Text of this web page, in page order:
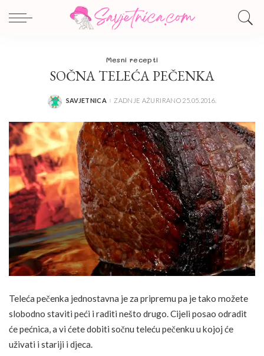
Mesni recepti
SOČNA TELEĆA PEČENKA
POSTED
SAVJETNICA ZADNJE AŽURIRANO 25.05.2016.
Teleća pečenka jednostavna je za pripremu pa je tako možete
slobodno staviti peći i raditi nešto drugo. Cijeli posao odradit
će pećnica, a vi ćete dobiti sočnu teleću pečenku u kojoj će
uživati i stariji i djeca.